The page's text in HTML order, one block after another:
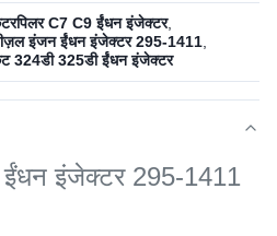
C7 C9 ईंधन इंजेक्टर,
इंजन ईंधन इंजेक्टर 295-1411
324डी 325डी ईंधन इंजेक्टर
इंजेक्टर 295-1411